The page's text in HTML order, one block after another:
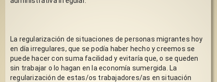
La regularización de situaciones de personas migrantes hoy
en día irregulares, que se podía haber hecho y creemos se
puede hacer con suma facilidad y evitaría que, o se queden
sin trabajar o lo hagan en la economía sumergida. La
regularización de estas/os trabajadores/as en situación